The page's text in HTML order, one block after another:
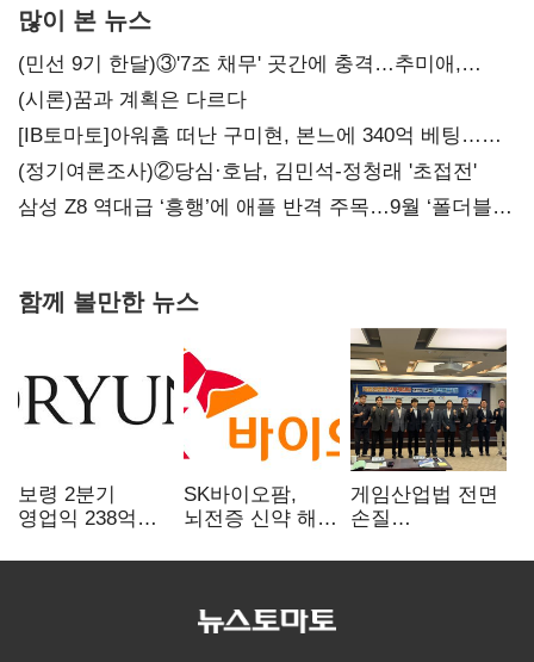
많이 본 뉴스
(민선 9기 한달)③'7조 채무' 곳간에 충격…추미애,
20년만에 '비상재정' 선언 승부수
(시론)꿈과 계획은 다르다
[IB토마토]아워홈 떠난 구미현, 본느에 340억 베팅…
가족 지배체제 구축
(정기여론조사)②당심·호남, 김민석-정청래 '초접전'
삼성 Z8 역대급 ‘흥행’에 애플 반격 주목…9월 ‘폴더블
함께 볼만한 뉴스
보령 2분기
영업익 238억…
SK바이오팜,
뇌전증 신약 해외
차세대 신약 개발
게임산업법 전면
손질
규제 걷고